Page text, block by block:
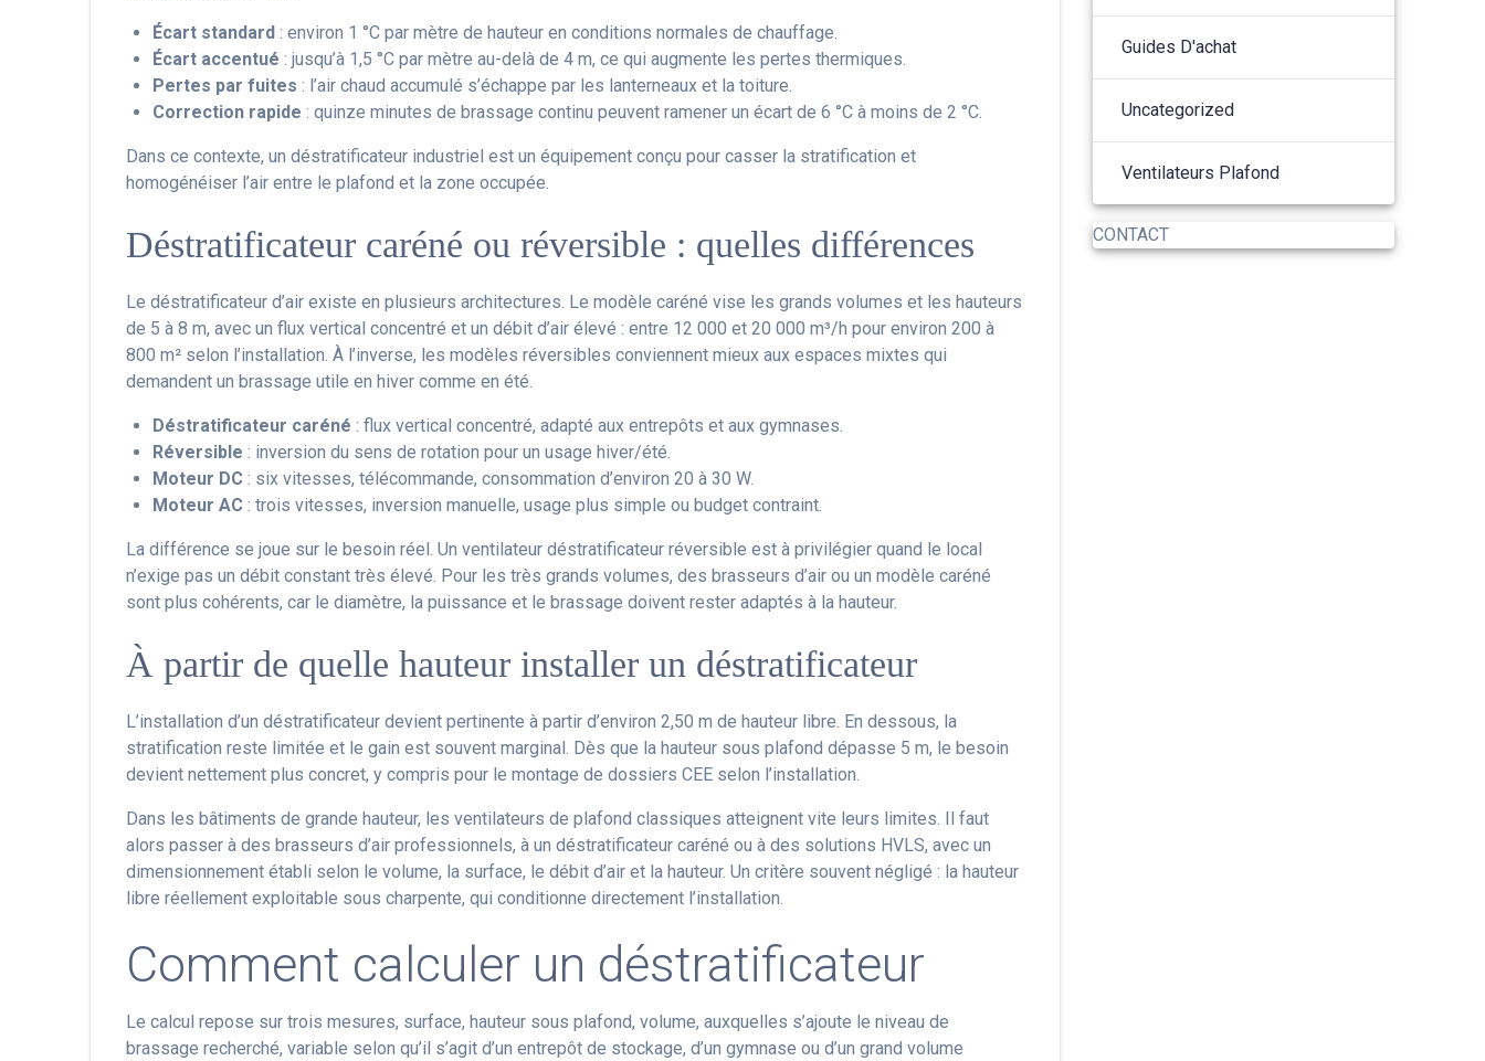
Écart standard : environ 1 °C par mètre de hauteur en conditions normales de chauffage.
Écart accentué : jusqu’à 1,5 °C par mètre au-delà de 4 m, ce qui augmente les pertes thermiques.
Pertes par fuites : l’air chaud accumulé s’échappe par les lanterneaux et la toiture.
Correction rapide : quinze minutes de brassage continu peuvent ramener un écart de 6 °C à moins de 2 °C.
Dans ce contexte, un déstratificateur industriel est un équipement conçu pour casser la stratification et
homogénéiser l’air entre le plafond et la zone occupée.
Déstratificateur caréné ou réversible : quelles différences
Le déstratificateur d’air existe en plusieurs architectures. Le modèle caréné vise les grands volumes et les hauteurs
de 5 à 8 m, avec un flux vertical concentré et un débit d’air élevé : entre 12 000 et 20 000 m³/h pour environ 200 à
800 m² selon l’installation. À l’inverse, les modèles réversibles conviennent mieux aux espaces mixtes qui
demandent un brassage utile en hiver comme en été.
Déstratificateur caréné : flux vertical concentré, adapté aux entrepôts et aux gymnases.
Réversible : inversion du sens de rotation pour un usage hiver/été.
Moteur DC : six vitesses, télécommande, consommation d’environ 20 à 30 W.
Moteur AC : trois vitesses, inversion manuelle, usage plus simple ou budget contraint.
La différence se joue sur le besoin réel. Un ventilateur déstratificateur réversible est à privilégier quand le local
n’exige pas un débit constant très élevé. Pour les très grands volumes, des brasseurs d’air ou un modèle caréné
sont plus cohérents, car le diamètre, la puissance et le brassage doivent rester adaptés à la hauteur.
À partir de quelle hauteur installer un déstratificateur
L’installation d’un déstratificateur devient pertinente à partir d’environ 2,50 m de hauteur libre. En dessous, la
stratification reste limitée et le gain est souvent marginal. Dès que la hauteur sous plafond dépasse 5 m, le besoin
devient nettement plus concret, y compris pour le montage de dossiers CEE selon l’installation.
Dans les bâtiments de grande hauteur, les ventilateurs de plafond classiques atteignent vite leurs limites. Il faut
alors passer à des brasseurs d’air professionnels, à un déstratificateur caréné ou à des solutions HVLS, avec un
dimensionnement établi selon le volume, la surface, le débit d’air et la hauteur. Un critère souvent négligé : la hauteur
libre réellement exploitable sous charpente, qui conditionne directement l’installation.
Comment calculer un déstratificateur
Le calcul repose sur trois mesures, surface, hauteur sous plafond, volume, auxquelles s’ajoute le niveau de
brassage recherché, variable selon qu’il s’agit d’un entrepôt de stockage, d’un gymnase ou d’un grand volume
Guides D'achat
Uncategorized
Ventilateurs Plafond
CONTACT